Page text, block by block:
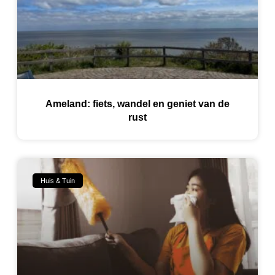
Ameland: fiets, wandel en geniet van de
rust
Huis & Tuin